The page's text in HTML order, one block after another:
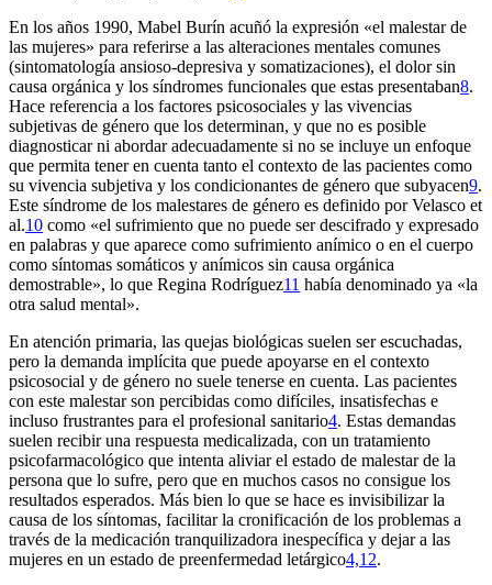
En los años 1990, Mabel Burín acuñó la expresión «el malestar de
las mujeres» para referirse a las alteraciones mentales comunes
(sintomatología ansioso-depresiva y somatizaciones), el dolor sin
causa orgánica y los síndromes funcionales que estas presentaban8.
Hace referencia a los factores psicosociales y las vivencias
subjetivas de género que los determinan, y que no es posible
diagnosticar ni abordar adecuadamente si no se incluye un enfoque
que permita tener en cuenta tanto el contexto de las pacientes como
su vivencia subjetiva y los condicionantes de género que subyacen9.
Este síndrome de los malestares de género es definido por Velasco et
al.10 como «el sufrimiento que no puede ser descifrado y expresado
en palabras y que aparece como sufrimiento anímico o en el cuerpo
como síntomas somáticos y anímicos sin causa orgánica
demostrable», lo que Regina Rodríguez11 había denominado ya «la
otra salud mental».
En atención primaria, las quejas biológicas suelen ser escuchadas,
pero la demanda implícita que puede apoyarse en el contexto
psicosocial y de género no suele tenerse en cuenta. Las pacientes
con este malestar son percibidas como difíciles, insatisfechas e
incluso frustrantes para el profesional sanitario4. Estas demandas
suelen recibir una respuesta medicalizada, con un tratamiento
psicofarmacológico que intenta aliviar el estado de malestar de la
persona que lo sufre, pero que en muchos casos no consigue los
resultados esperados. Más bien lo que se hace es invisibilizar la
causa de los síntomas, facilitar la cronificación de los problemas a
través de la medicación tranquilizadora inespecífica y dejar a las
mujeres en un estado de preenfermedad letárgico4,12.